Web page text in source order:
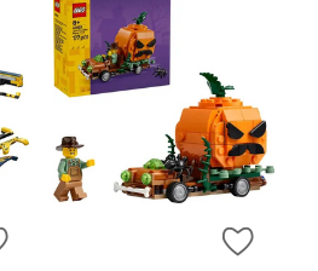
ZUR WUNSCHLISTE HINZUFÜGEN
ZUR